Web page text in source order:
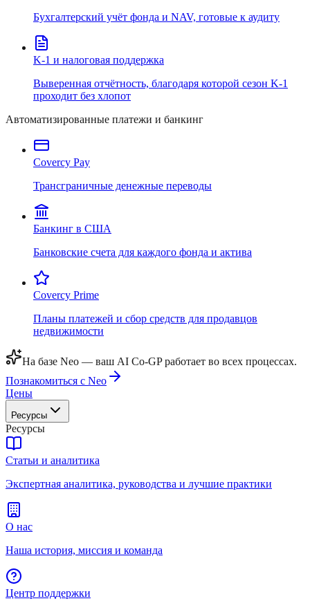
Бухгалтерский учёт фонда и NAV, готовые к аудиту
K-1 и налоговая поддержка
Выверенная отчётность, благодаря которой сезон K-1
проходит без хлопот
Автоматизированные платежи и банкинг
Covercy Pay
Трансграничные денежные переводы
Банкинг в США
Банковские счета для каждого фонда и актива
Covercy Prime
Планы платежей и сбор средств для продавцов
недвижимости
На базе Neo — ваш AI Co-GP работает во всех процессах.
Познакомиться с Neo
Цены
Ресурсы
Ресурсы
Статьи и аналитика
Экспертная аналитика, руководства и лучшие практики
О нас
Наша история, миссия и команда
Центр поддержки